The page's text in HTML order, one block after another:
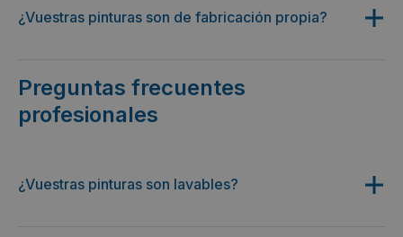
¿Vuestras pinturas son de fabricación propia?
Preguntas frecuentes
profesionales
¿Vuestras pinturas son lavables?